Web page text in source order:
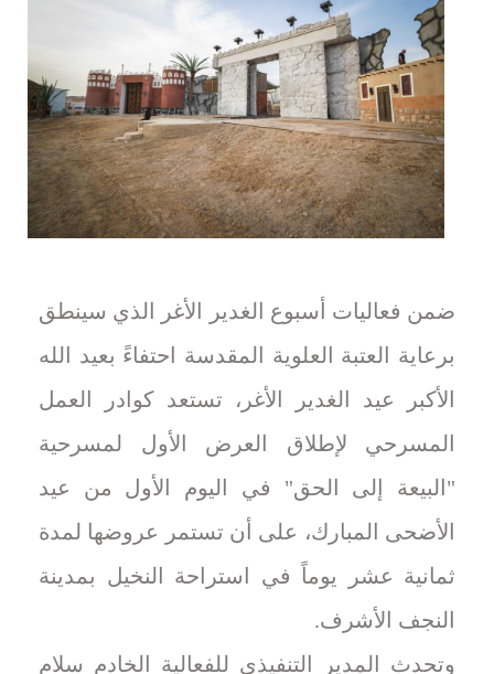
ضمن فعاليات أسبوع الغدير الأغر الذي سينطق
برعاية العتبة العلوية المقدسة احتفاءً بعيد الله
الأكبر عيد الغدير الأغر، تستعد كوادر العمل
المسرحي لإطلاق العرض الأول لمسرحية
"البيعة إلى الحق" في اليوم الأول من عيد
الأضحى المبارك، على أن تستمر عروضها لمدة
ثمانية عشر يوماً في استراحة النخيل بمدينة
النجف الأشرف.
وتحدث المدير التنفيذي للفعالية الخادم سلام